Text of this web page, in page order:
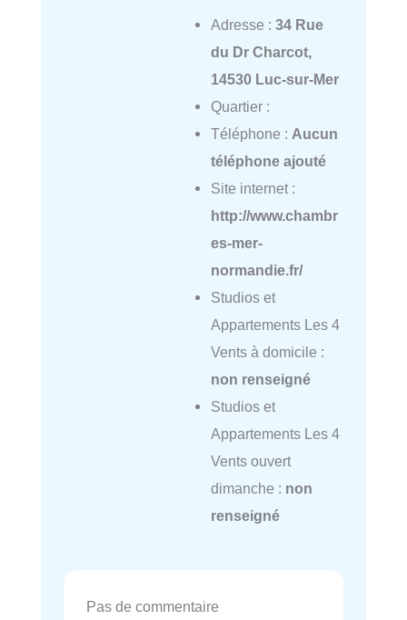
Adresse : 34 Rue
du Dr Charcot,
14530 Luc-sur-Mer
Quartier :
Téléphone : Aucun
téléphone ajouté
Site internet :
http://www.chambr
es-mer-
normandie.fr/
Studios et
Appartements Les 4
Vents à domicile :
non renseigné
Studios et
Appartements Les 4
Vents ouvert
dimanche : non
renseigné
Pas de commentaire